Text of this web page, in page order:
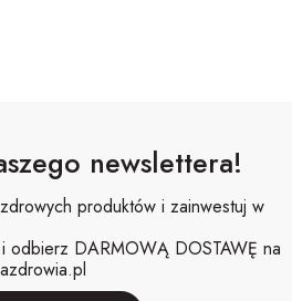
newslettera!
produktów i zainwestuj w
odbierz DARMOWĄ DOSTAWĘ na